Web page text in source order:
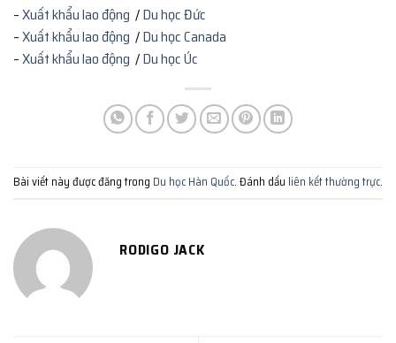
–Xuất khẩu lao động /Du học Đức
–Xuất khẩu lao động /Du học Canada
–Xuất khẩu lao động /Du học Úc
Bài viết này được đăng trong Du học Hàn Quốc. Đánh dấu liên kết thường trực.
RODIGO JACK